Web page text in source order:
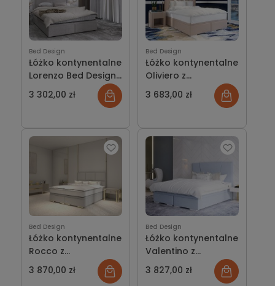
Bed Design
Łóżko kontynentalne
Lorenzo Bed Design
z pojemnikiem lub
bez
3 302,00 zł
Bed Design
Łóżko kontynentalne
Oliviero z
pojemnikiem lub bez
3 683,00 zł
Bed Design
Łóżko kontynentalne
Rocco z
pojemnikiem lub bez
3 870,00 zł
Bed Design
Łóżko kontynentalne
Valentino z
pojemnikiem lub bez
3 827,00 zł